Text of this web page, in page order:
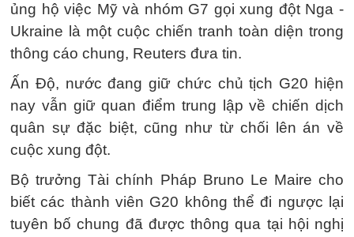
ủng hộ việc Mỹ và nhóm G7 gọi xung đột Nga -
Ukraine là một cuộc chiến tranh toàn diện trong
thông cáo chung, Reuters đưa tin.
Ấn Độ, nước đang giữ chức chủ tịch G20 hiện
nay vẫn giữ quan điểm trung lập về chiến dịch
quân sự đặc biệt, cũng như từ chối lên án về
cuộc xung đột.
Bộ trưởng Tài chính Pháp Bruno Le Maire cho
biết các thành viên G20 không thể đi ngược lại
tuyên bố chung đã được thông qua tại hội nghị